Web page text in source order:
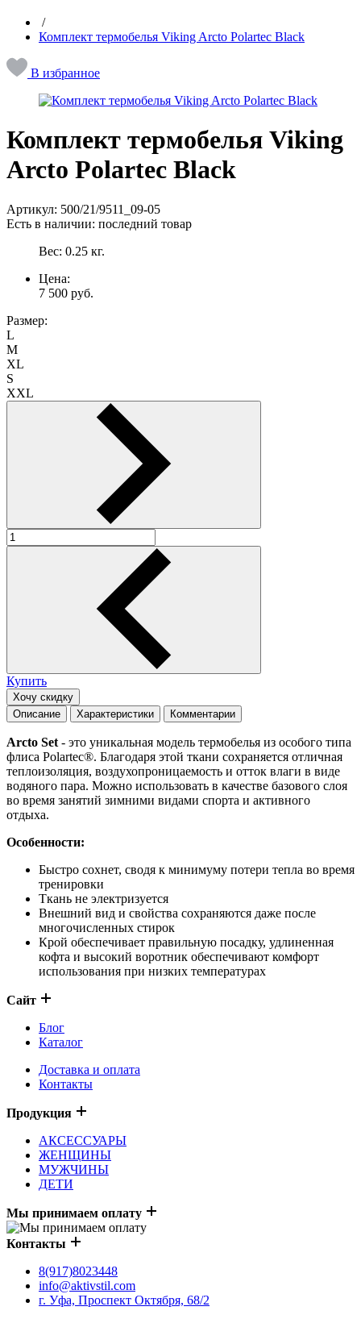
/
Комплект термобелья Viking Arcto Polartec Black
В избранное
Комплект термобелья Viking
Arcto Polartec Black
Артикул: 500/21/9511_09-05
Есть в наличии: последний товар
Вес: 0.25 кг.
Цена:
7 500 руб.
Размер:
L
M
XL
S
XXL
Купить
Хочу скидку
Описание
Характеристики Комментарии
Arcto Set - это уникальная модель термобелья из особого типа
флиса Polartec®. Благодаря этой ткани сохраняется отличная
теплоизоляция, воздухопроницаемость и отток влаги в виде
водяного пара. Можно использовать в качестве базового слоя
во время занятий зимними видами спорта и активного
отдыха.
Особенности:
Быстро сохнет, сводя к минимуму потери тепла во время
тренировки
Ткань не электризуется
Внешний вид и свойства сохраняются даже после
многочисленных стирок
Крой обеспечивает правильную посадку, удлиненная
кофта и высокий воротник обеспечивают комфорт
использования при низких температурах
Сайт
Блог
Каталог
Доставка и оплата
Контакты
Продукция
АКСЕССУАРЫ
ЖЕНЩИНЫ
МУЖЧИНЫ
ДЕТИ
Мы принимаем оплату
Контакты
8(917)8023448
info@aktivstil.com
г. Уфа, Проспект Октября, 68/2